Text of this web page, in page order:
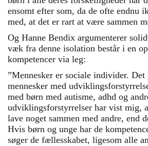
ensomt efter som, da de ofte endnu
med, at det er rart at være sammen
Og Hanne Bendix argumenterer
væk fra denne isolation består i en
kompetencer via leg:
”Mennesker er sociale individer.
mennesker med
med børn med autisme, adhd og
udviklingsforstyrrelser har vist mig,
lave noget sammen med andre, end
Hvis børn og unge har de
søger de fællesskabet, ligesom alle